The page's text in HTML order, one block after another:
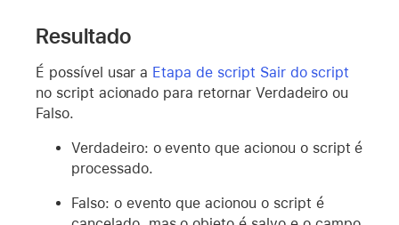
Resultado
É possível usar a Etapa de script Sair do script
no script acionado para retornar Verdadeiro ou
Falso.
Verdadeiro: o evento que acionou o script é
processado.
Falso: o evento que acionou o script é